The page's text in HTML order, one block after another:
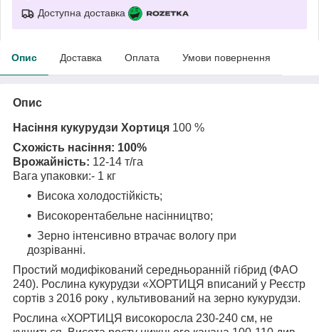
Доступна доставка
Опис Доставка Оплата Умови повернення
Опис
Насіння кукурудзи Хортиця 100 %
Схожість насіння: 100%
Врожайність: 12-14 т/га
Вага упаковки:- 1 кг
Висока холодостійкість;
Високорентабельне насінництво;
Зерно інтенсивно втрачає вологу при
дозріванні.
Простий модифікований середньоранній гібрид (ФАО
240). Рослина кукурудзи «ХОРТИЦЯ вписаний у Реєстр
сортів з 2016 року , культивований на зерно кукурудзи.
Рослина «ХОРТИЦЯ високоросла 230-240 см, не